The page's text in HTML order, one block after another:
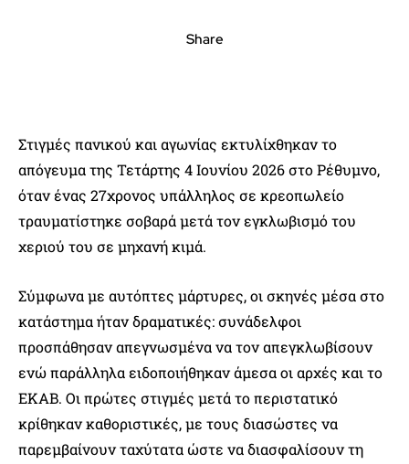
Share
Στιγμές πανικού και αγωνίας εκτυλίχθηκαν το
απόγευμα της Τετάρτης 4 Ιουνίου 2026 στο Ρέθυμνο,
όταν ένας 27χρονος υπάλληλος σε κρεοπωλείο
τραυματίστηκε σοβαρά μετά τον εγκλωβισμό του
χεριού του σε μηχανή κιμά.
Σύμφωνα με αυτόπτες μάρτυρες, οι σκηνές μέσα στο
κατάστημα ήταν δραματικές: συνάδελφοι
προσπάθησαν απεγνωσμένα να τον απεγκλωβίσουν
ενώ παράλληλα ειδοποιήθηκαν άμεσα οι αρχές και το
ΕΚΑΒ. Οι πρώτες στιγμές μετά το περιστατικό
κρίθηκαν καθοριστικές, με τους διασώστες να
παρεμβαίνουν ταχύτατα ώστε να διασφαλίσουν τη